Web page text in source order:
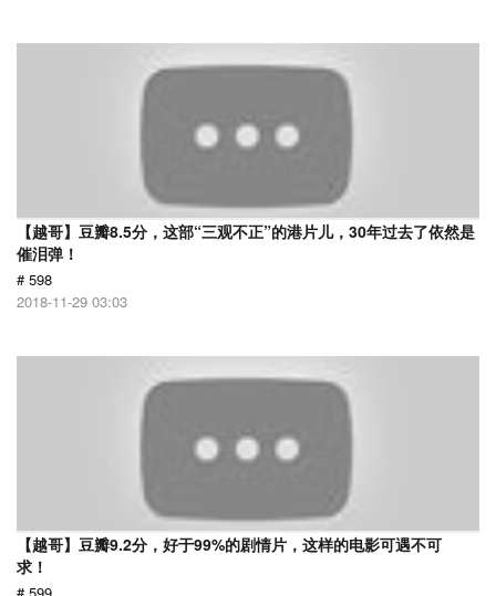
【越哥】豆瓣8.5分，这部“三观不正”的港片儿，30年过去了依然是
催泪弹！
# 598
2018-11-29 03:03
【越哥】豆瓣9.2分，好于99%的剧情片，这样的电影可遇不可
求！